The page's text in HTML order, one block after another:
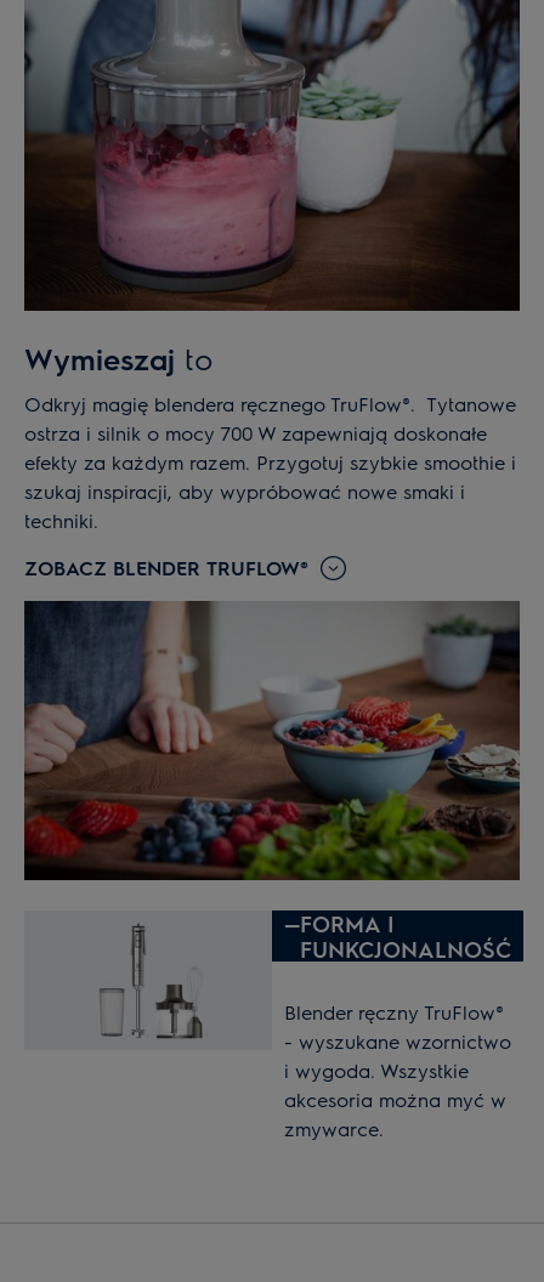
Wymieszaj to
Odkryj magię blendera ręcznego TruFlow®. Tytanowe
ostrza i silnik o mocy 700 W zapewniają doskonałe
efekty za każdym razem. Przygotuj szybkie smoothie i
szukaj inspiracji, aby wypróbować nowe smaki i
techniki.
ZOBACZ BLENDER TRUFLOW®
—FORMA I
FUNKCJONALNOŚĆ
Blender ręczny TruFlow®
- wyszukane wzornictwo
i wygoda. Wszystkie
akcesoria można myć w
zmywarce.